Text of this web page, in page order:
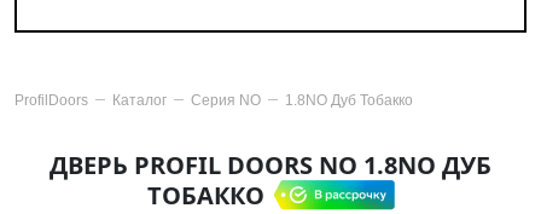
ProfilDoors Каталог Серия NO 1.8NO Дуб Тобакко
ДВЕРЬ PROFIL DOORS NO 1.8NO ДУБ
ТОБАККО